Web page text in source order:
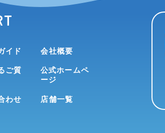
イド
ご質
わせ
会社概要
公式ホームペ
ージ
店舗一覧